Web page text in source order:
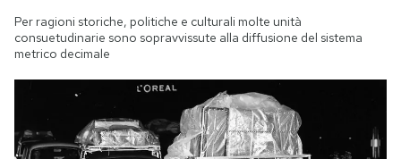
Per ragioni storiche, politiche e culturali molte unità
consuetudinarie sono sopravvissute alla diffusione del sistema
metrico decimale